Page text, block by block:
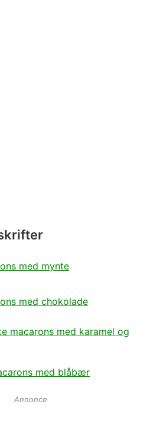
med mynte
med chokolade
macarons med karamel og
med blåbær
Annonce